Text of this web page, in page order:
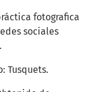
fotografica
sociales
Tusquets.